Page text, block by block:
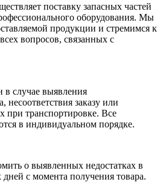
поставку запасных частей
оборудования. Мы
продукции и стремимся к
вопросов, связанных с
в случае выявления
несоответствия заказу или
при транспортировке. Все
в индивидуальном порядке.
о выявленных недостатках в
с момента получения товара.